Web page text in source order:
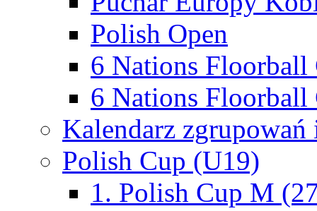
Polish Open
6 Nations Floorball
6 Nations Floorball
Kalendarz
Polish Cup (U19)
1. Polish Cup M